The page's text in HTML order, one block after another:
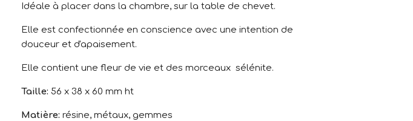
Idéale à placer dans la chambre, sur la table de chevet.
Elle est confectionnée en conscience avec une intention de
douceur et d'apaisement.
Elle contient une fleur de vie et des morceaux sélénite.
Taille: 56 x 38 x 60 mm ht
Matière: résine, métaux, gemmes